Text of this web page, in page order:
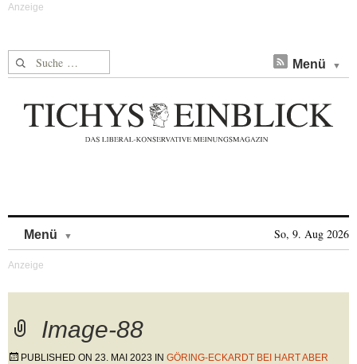
Suche nach: Menü
Menü So, 9. Aug 2026
Image-88
PUBLISHED ON 23. MAI 2023 IN GÖRING-ECKARDT BEI HART ABER